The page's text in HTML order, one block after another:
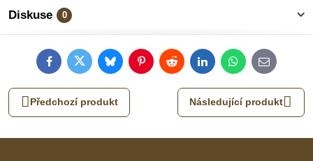
Diskuse 0
FacebookTwitterBlueskyPinterestRedditLinkedInWhatsApp
E-
mail
Předchozí produkt Následující produkt